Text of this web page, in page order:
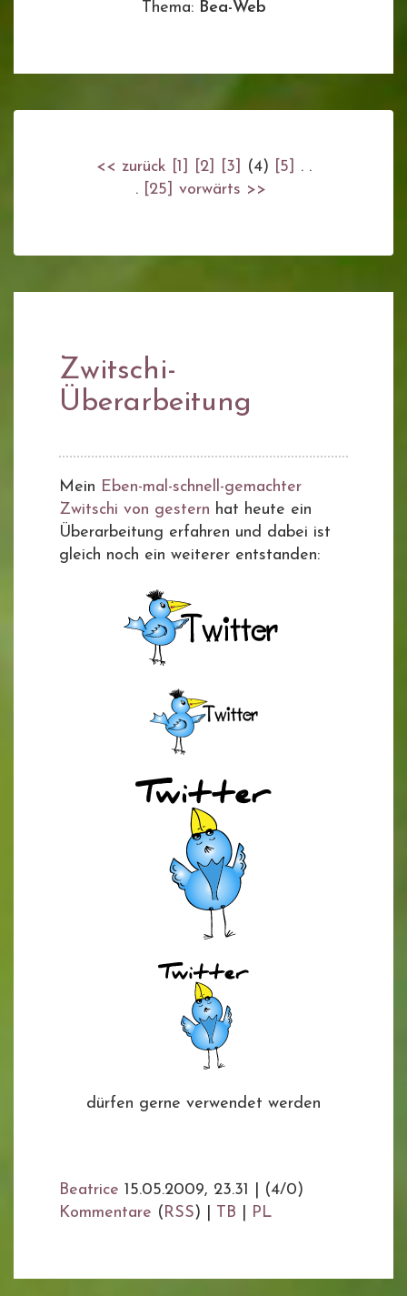
Thema: Bea-Web
<< zurück [1] [2] [3] (4) [5]
. .
.
[25] vorwärts >>
Zwitschi-
Überarbeitung
Mein Eben-mal-schnell-gemachter
Zwitschi von gestern hat heute ein
Überarbeitung erfahren und dabei ist
gleich noch ein weiterer entstanden:
dürfen gerne verwendet werden
Beatrice 15.05.2009, 23.31
(4/0)
Kommentare (RSS) | TB PL